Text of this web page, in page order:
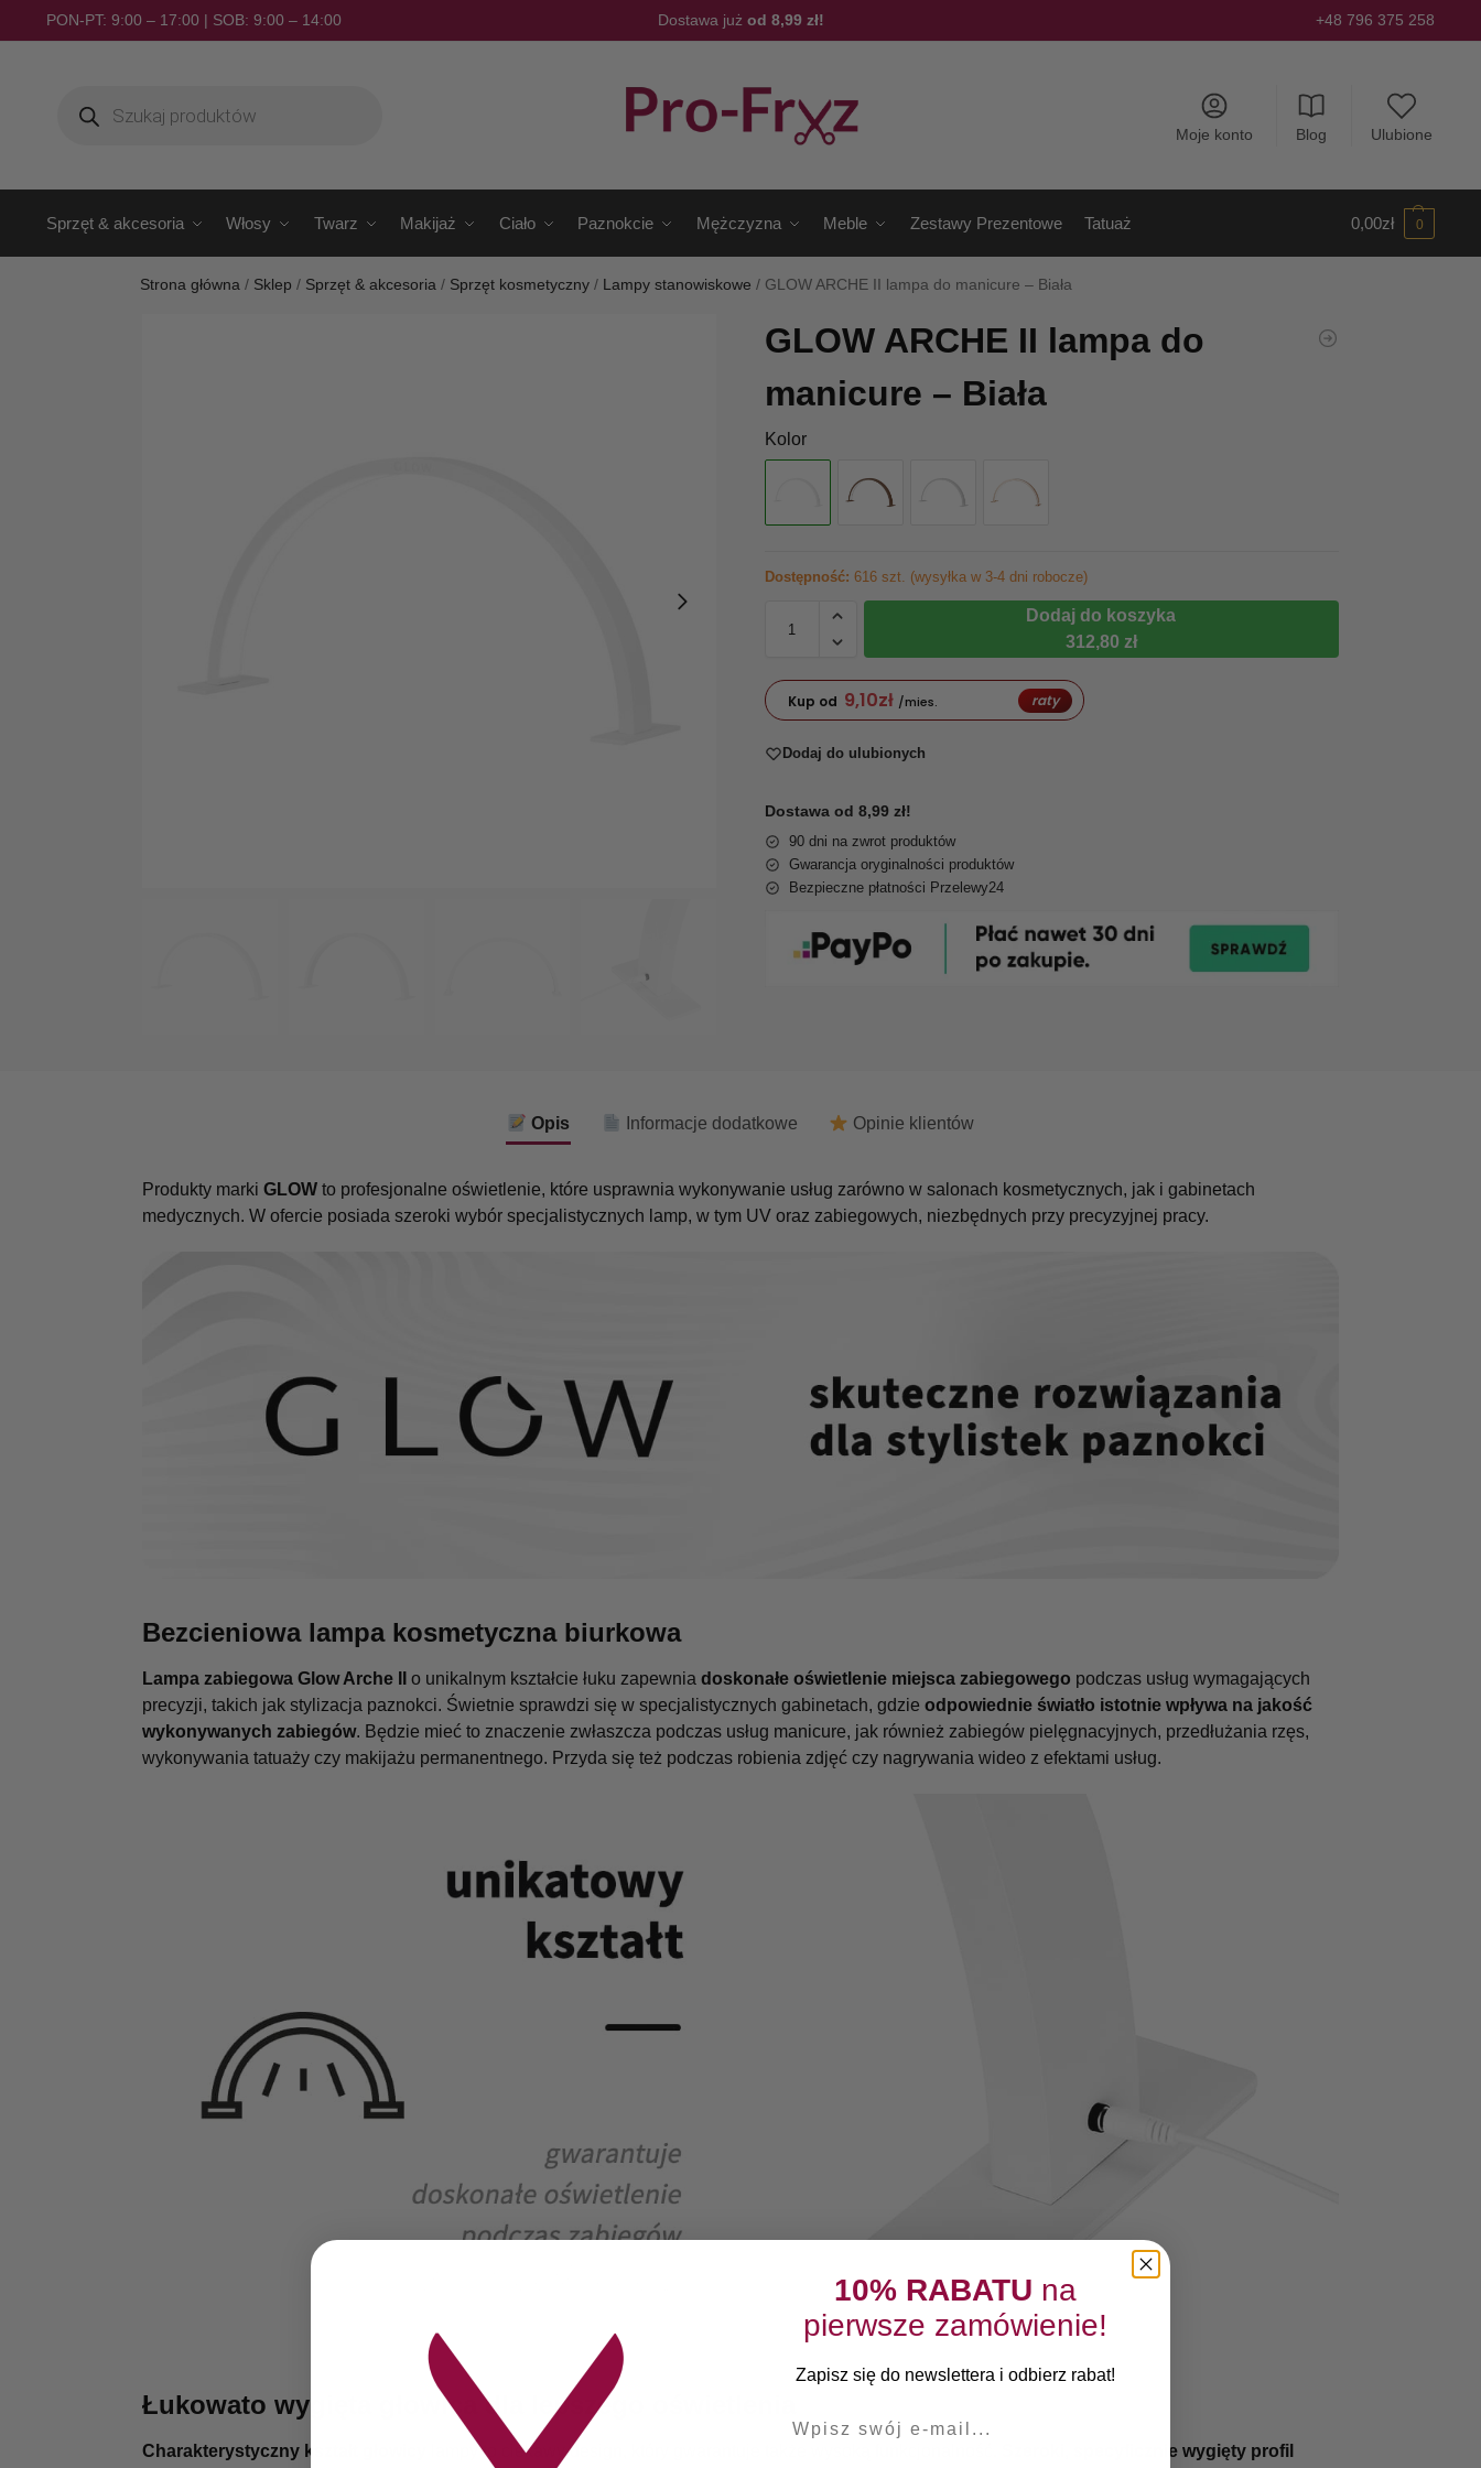
PON-PT: 9:00 – 17:00 | SOB: 9:00 – 14:00 Dostawa już od 8,99 zł! +48 796 375 258
Moje konto Blog Ulubione
Sprzęt & akcesoria Włosy Twarz Makijaż Ciało Paznokcie Mężczyzna Meble Zestawy Prezentowe Tatuaż 0,00zł 0
Strona główna / Sklep / Sprzęt & akcesoria / Sprzęt kosmetyczny / Lampy stanowiskowe / GLOW ARCHE II lampa do manicure – Biała
GLOW ARCHE II lampa do
manicure – Biała
Kolor
Dostępność: 616 szt. (wysyłka w 3-4 dni robocze)
Dodaj do koszyka
312,80 zł
Kup od 9,10zł /mies. raty
Dodaj do ulubionych
Dostawa od 8,99 zł!
90 dni na zwrot produktów
Gwarancja oryginalności produktów
Bezpieczne płatności Przelewy24
Opis Informacje dodatkowe Opinie klientów
Produkty marki GLOWto profesjonalne oświetlenie, które usprawnia wykonywanie usług zarówno w salonach kosmetycznych, jak i gabinetach
medycznych. W ofercie posiada szeroki wybór specjalistycznych lamp, w tym UV oraz zabiegowych, niezbędnych przy precyzyjnej pracy.
Bezcieniowa lampa kosmetyczna biurkowa
Lampa zabiegowa Glow Arche II o unikalnym kształcie łuku zapewnia doskonałe oświetlenie miejsca zabiegowego podczas usług wymagających
precyzji, takich jak stylizacja paznokci. Świetnie sprawdzi się w specjalistycznych gabinetach, gdzie odpowiednie światło istotnie wpływa na jakość
wykonywanych zabiegów. Będzie mieć to znaczenie zwłaszcza podczas usług manicure, jak również zabiegów pielęgnacyjnych, przedłużania rzęs,
wykonywania tatuaży czy makijażu permanentnego. Przyda się też podczas robienia zdjęć czy nagrywania wideo z efektami usług.
Łukowato wygięta głowica dla lepszego oświetlenia
Charakterystyczny kształt głowicy lampy to ciekawy design, który gwarantuje także wysoką funkcjonalność.
Szeroki, specyficznie wygięty profil
10% RABATU na
pierwsze zamówienie!
Zapisz się do newslettera i odbierz rabat!